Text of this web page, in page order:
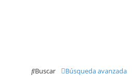
Buscar Búsqueda avanzada